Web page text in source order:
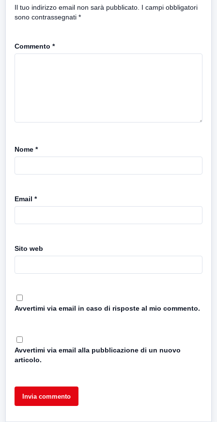
Il tuo indirizzo email non sarà pubblicato. I campi obbligatori
sono contrassegnati *
Commento *
Nome *
Email *
Sito web
Avvertimi via email in caso di risposte al mio commento.
Avvertimi via email alla pubblicazione di un nuovo
articolo.